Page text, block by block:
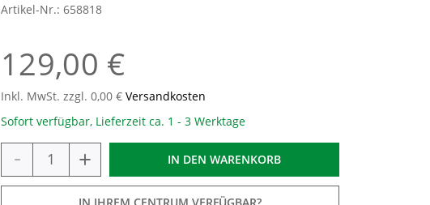
Artikel-Nr.: 658818
129,00 €
Inkl. MwSt. zzgl. 0,00 € Versandkosten
Sofort verfügbar, Lieferzeit ca. 1 - 3 Werktage
- + IN DEN WARENKORB